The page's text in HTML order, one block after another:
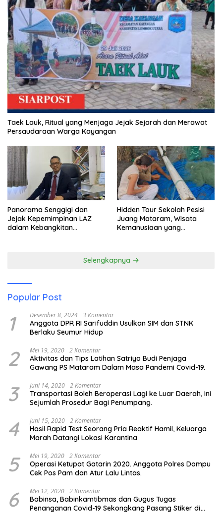
Taek Lauk, Ritual yang Menjaga Jejak Sejarah dan Merawat
Persaudaraan Warga Kayangan
Panorama Senggigi dan
Jejak Kepemimpinan LAZ
dalam Kebangkitan
Hidden Tour Sekolah Pesisi
Juang Mataram, Wisata
Kemanusiaan yang
Selengkapnya
Popular Post
1 Desember 8, 2024 3 Komentar
Anggota DPR RI Sarifuddin Usulkan SIM dan STNK
Berlaku Seumur Hidup
2 Mei 19, 2020 2 Komentar
Aktivitas dan Tips Latihan Satriyo Budi Penjaga
Gawang PS Mataram Dalam Masa Pandemi Covid-19.
3 Juni 14, 2020 2 Komentar
Transportasi Boleh Beroperasi Lagi ke Luar Daerah, Ini
Sejumlah Prosedur Bagi Penumpang.
4 Juni 15, 2020 2 Komentar
Hasil Rapid Test Seorang Pria Reaktif Hamil, Keluarga
Marah Datangi Lokasi Karantina
5 Mei 19, 2020 2 Komentar
Operasi Ketupat Gatarin 2020. Anggota Polres Dompu
Cek Pos Pam dan Atur Lalu Lintas.
6 Mei 12, 2020 2 Komentar
Babinsa, Babinkamtibmas dan Gugus Tugas
Penanganan Covid-19 Sekongkang Pasang Stiker di